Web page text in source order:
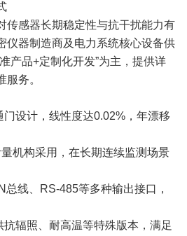
传感器长期稳定性与抗干扰能力有
仪器制造商及电力系统核心设备供
产品+定制化开发”为主，提供详
务。
设计，线性度达0.02%，年漂移
机构采用，在长期连续监测场景
线、RS-485等多种输出接口，
辐照、耐高温等特殊版本，满足